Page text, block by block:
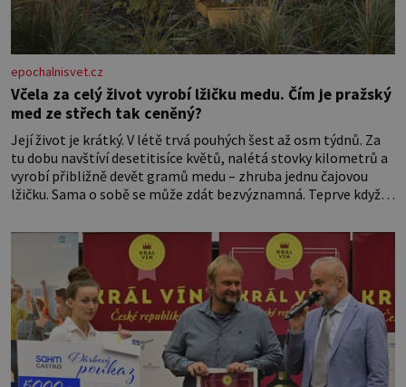
epochalnisvet.cz
Včela za celý život vyrobí lžičku medu. Čím je pražský
med ze střech tak ceněný?
Její život je krátký. V létě trvá pouhých šest až osm týdnů. Za
tu dobu navštíví desetitisíce květů, nalétá stovky kilometrů a
vyrobí přibližně devět gramů medu – zhruba jednu čajovou
lžičku. Sama o sobě se může zdát bezvýznamná. Teprve když
vznikne jeden z nejdokonalejších organismů